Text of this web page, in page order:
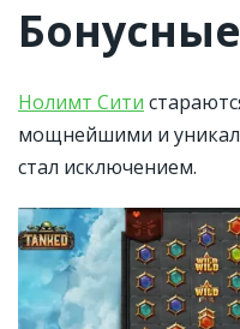
Нолимт Сити
мощнейшими и
стал исключением.